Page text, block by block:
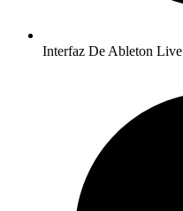
Interfaz De Ableton Live